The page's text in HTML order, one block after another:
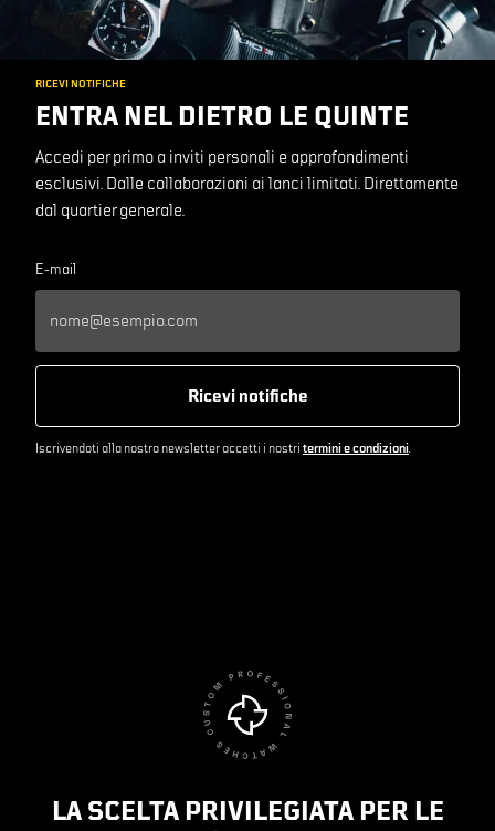
RICEVI NOTIFICHE
ENTRA NEL DIETRO LE QUINTE
Accedi per primo a inviti personali e approfondimenti
esclusivi. Dalle collaborazioni ai lanci limitati. Direttamente
dal quartier generale.
E-mail
Ricevi notifiche
Iscrivendoti alla nostra newsletter accetti i nostri termini e condizioni
LA SCELTA PRIVILEGIATA PER LE